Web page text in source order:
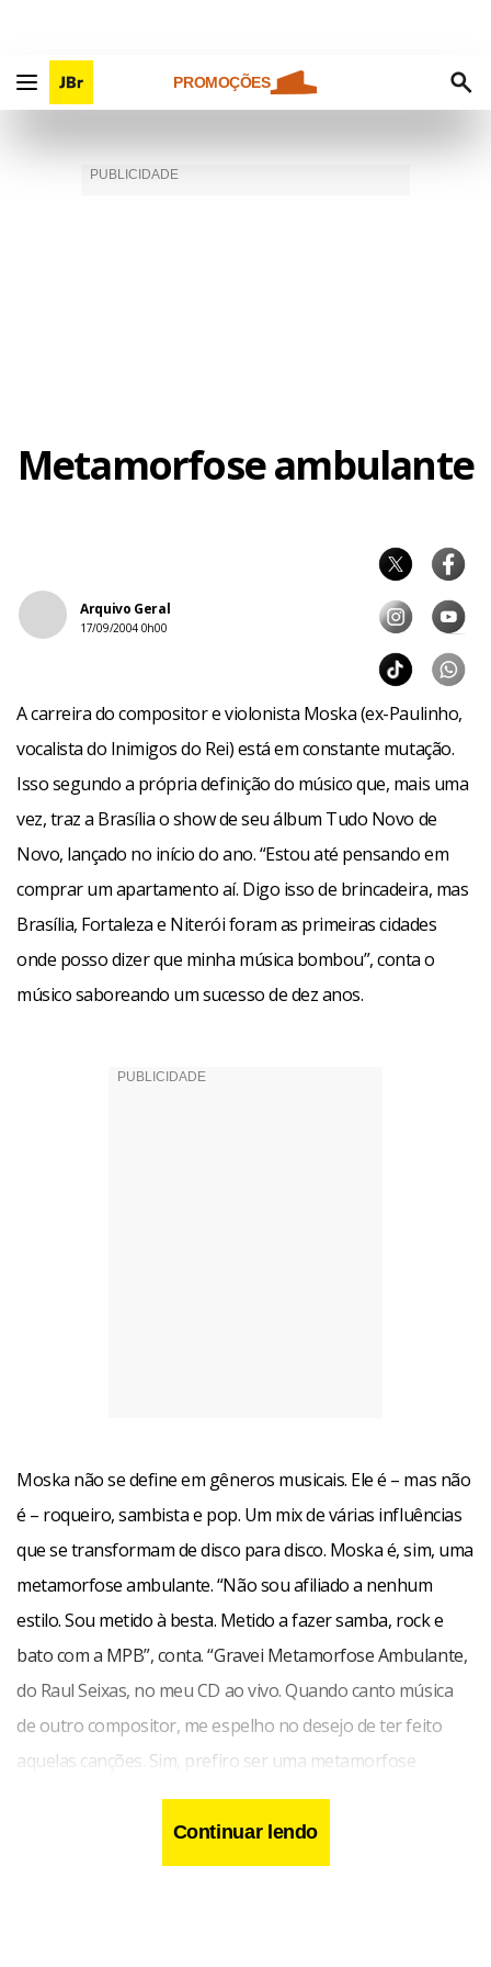
PROMOÇÕES
Metamorfose ambulante
Arquivo Geral
17/09/2004 0h00
A carreira do compositor e violonista Moska (ex-Paulinho,
vocalista do Inimigos do Rei) está em constante mutação.
Isso segundo a própria definição do músico que, mais uma
vez, traz a Brasília o show de seu álbum Tudo Novo de
Novo, lançado no início do ano. “Estou até pensando em
comprar um apartamento aí. Digo isso de brincadeira, mas
Brasília, Fortaleza e Niterói foram as primeiras cidades
onde posso dizer que minha música bombou”, conta o
músico saboreando um sucesso de dez anos.
Moska não se define em gêneros musicais. Ele é – mas não
é – roqueiro, sambista e pop. Um mix de várias influências
que se transformam de disco para disco. Moska é, sim, uma
metamorfose ambulante. “Não sou afiliado a nenhum
estilo. Sou metido à besta. Metido a fazer samba, rock e
bato com a MPB”, conta. “Gravei Metamorfose Ambulante,
do Raul Seixas, no meu CD ao vivo. Quando canto música
de outro compositor, me espelho no desejo de ter feito
aquelas canções. Sim, prefiro ser uma metamorfose
ambulante a ter aquela velha opinião formada”, completa
Continuar lendo